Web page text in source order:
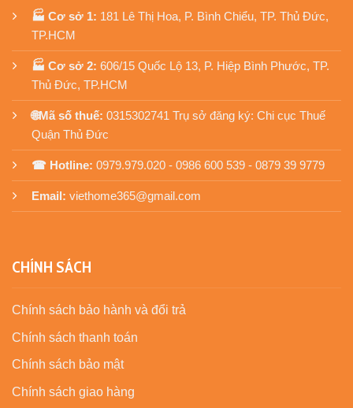
🏭 Cơ sở 1: 181 Lê Thị Hoa, P. Bình Chiểu, TP. Thủ Đức,
TP.HCM
🏭 Cơ sở 2: 606/15 Quốc Lộ 13, P. Hiệp Bình Phước, TP.
Thủ Đức, TP.HCM
🌐Mã số thuế: 0315302741 Trụ sở đăng ký: Chi cục Thuế
Quận Thủ Đức
☎ Hotline: 0979.979.020 - 0986 600 539 - 0879 39 9779
Email: viethome365@gmail.com
CHÍNH SÁCH
Chính sách bảo hành và đổi trả
Chính sách thanh toán
Chính sách bảo mật
Chính sách giao hàng